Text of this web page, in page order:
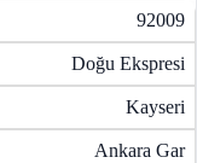
92009
Doğu Ekspresi
Kayseri
Ankara Gar